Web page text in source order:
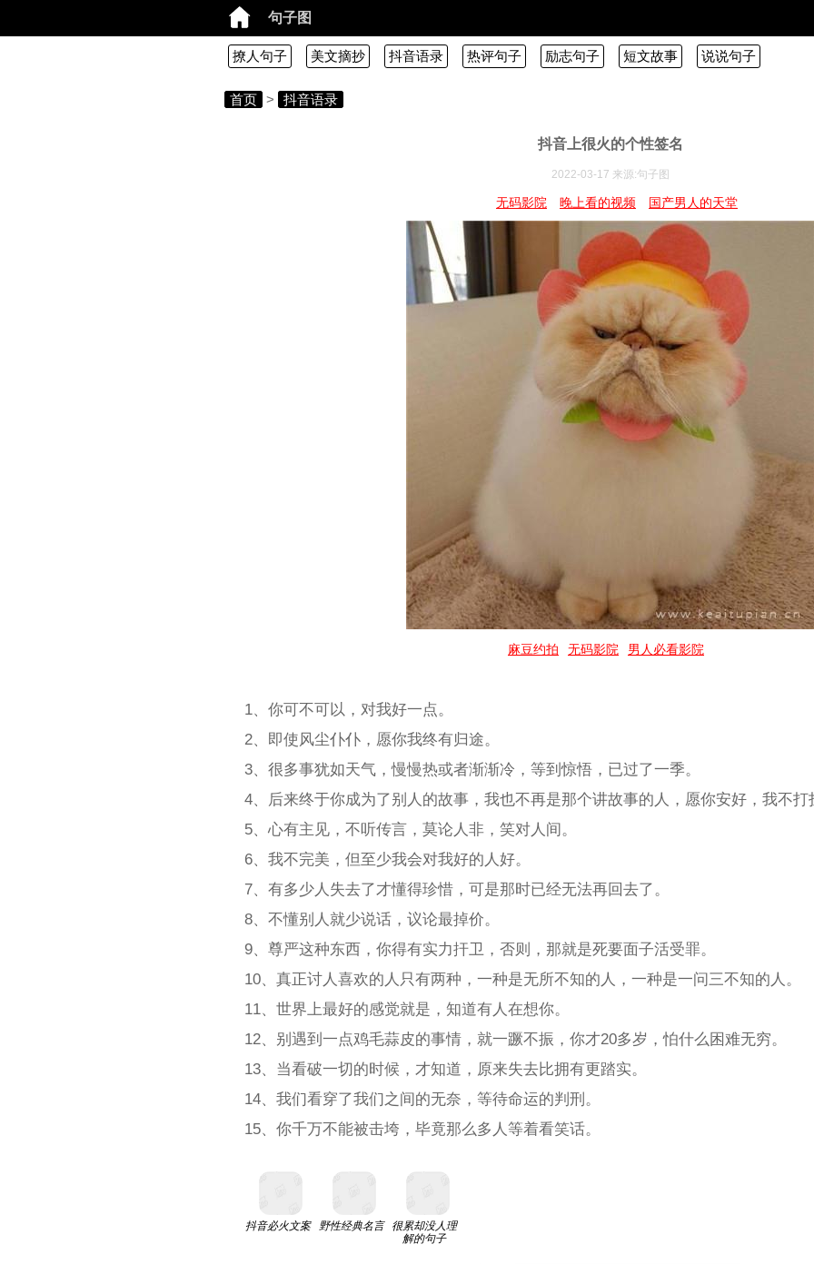
句子图
撩人句子 美文摘抄 抖音语录 热评句子 励志句子 短文故事 说说句子
首页 > 抖音语录
抖音上很火的个性签名
2022-03-17 来源:句子图
无码影院 晚上看的视频 国产男人的天堂
麻豆约拍 无码影院 男人必看影院
1、你可不可以，对我好一点。
2、即使风尘仆仆，愿你我终有归途。
3、很多事犹如天气，慢慢热或者渐渐冷，等到惊悟，已过了一季。
4、后来终于你成为了别人的故事，我也不再是那个讲故事的人，愿你安好，我不打
5、心有主见，不听传言，莫论人非，笑对人间。
6、我不完美，但至少我会对我好的人好。
7、有多少人失去了才懂得珍惜，可是那时已经无法再回去了。
8、不懂别人就少说话，议论最掉价。
9、尊严这种东西，你得有实力扞卫，否则，那就是死要面子活受罪。
10、真正讨人喜欢的人只有两种，一种是无所不知的人，一种是一问三不知的人。
11、世界上最好的感觉就是，知道有人在想你。
12、别遇到一点鸡毛蒜皮的事情，就一蹶不振，你才20多岁，怕什么困难无穷。
13、当看破一切的时候，才知道，原来失去比拥有更踏实。
14、我们看穿了我们之间的无奈，等待命运的判刑。
15、你千万不能被击垮，毕竟那么多人等着看笑话。
抖音必火文案 野性经典名言
很累却没人理
解的句子